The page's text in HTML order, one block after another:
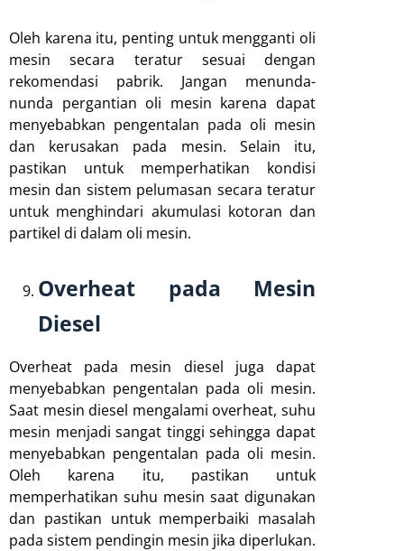
Oleh karena itu, penting untuk mengganti oli
mesin secara teratur sesuai dengan
rekomendasi pabrik. Jangan menunda-
nunda pergantian oli mesin karena dapat
menyebabkan pengentalan pada oli mesin
dan kerusakan pada mesin. Selain itu,
pastikan untuk memperhatikan kondisi
mesin dan sistem pelumasan secara teratur
untuk menghindari akumulasi kotoran dan
partikel di dalam oli mesin.
Overheat pada Mesin
Diesel
Overheat pada mesin diesel juga dapat
menyebabkan pengentalan pada oli mesin.
Saat mesin diesel mengalami overheat, suhu
mesin menjadi sangat tinggi sehingga dapat
menyebabkan pengentalan pada oli mesin.
Oleh karena itu, pastikan untuk
memperhatikan suhu mesin saat digunakan
dan pastikan untuk memperbaiki masalah
pada sistem pendingin mesin jika diperlukan.